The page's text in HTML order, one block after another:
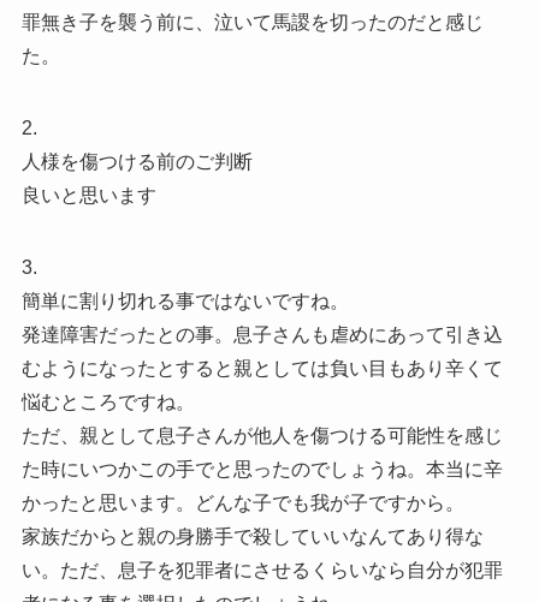
罪無き子を襲う前に、泣いて馬謖を切ったのだと感じ
た。
2.
人様を傷つける前のご判断
良いと思います
3.
簡単に割り切れる事ではないですね。
発達障害だったとの事。息子さんも虐めにあって引き込
むようになったとすると親としては負い目もあり辛くて
悩むところですね。
ただ、親として息子さんが他人を傷つける可能性を感じ
た時にいつかこの手でと思ったのでしょうね。本当に辛
かったと思います。どんな子でも我が子ですから。
家族だからと親の身勝手で殺していいなんてあり得な
い。ただ、息子を犯罪者にさせるくらいなら自分が犯罪